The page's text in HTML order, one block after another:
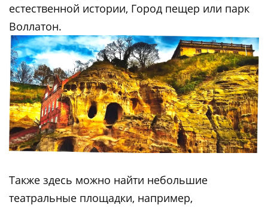
естественной истории, Город пещер или парк
Воллатон.
Также здесь можно найти небольшие
театральные площадки, например,